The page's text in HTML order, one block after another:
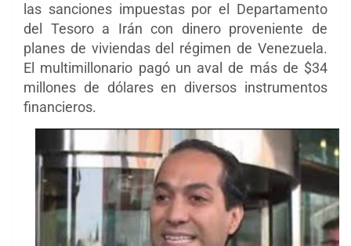
las sanciones impuestas por el Departamento
del Tesoro a Irán con dinero proveniente de
planes de viviendas del régimen de Venezuela.
El multimillonario pagó un aval de más de $34
millones de dólares en diversos instrumentos
financieros.